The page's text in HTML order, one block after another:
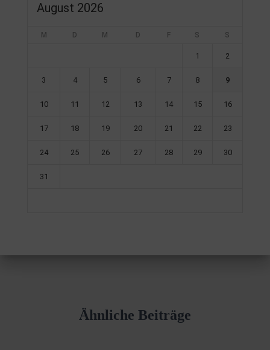
August 2026
M D M D F S S
1 2
3 4 5 6 7 8 9
10 11 12 13 14 15 16
17 18 19 20 21 22 23
24 25 26 27 28 29 30
31
Ähnliche Beiträge